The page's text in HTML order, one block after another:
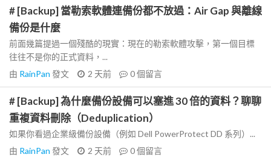
# [Backup] 當勒索軟體連備份都不放過：Air Gap 與離線
備份是什麼
前面幾篇提過一個殘酷的現實：現在的勒索軟體攻擊，第一個目標
往往不是你的正式資料，...
由 RainPan 發文 2 天前 0個留言
# [Backup] 為什麼備份設備可以塞進 30 倍的資料？聊聊
重複資料刪除（Deduplication）
如果你看過企業級備份設備（例如 Dell PowerProtect DD 系列）...
由 RainPan 發文 2 天前 0個留言